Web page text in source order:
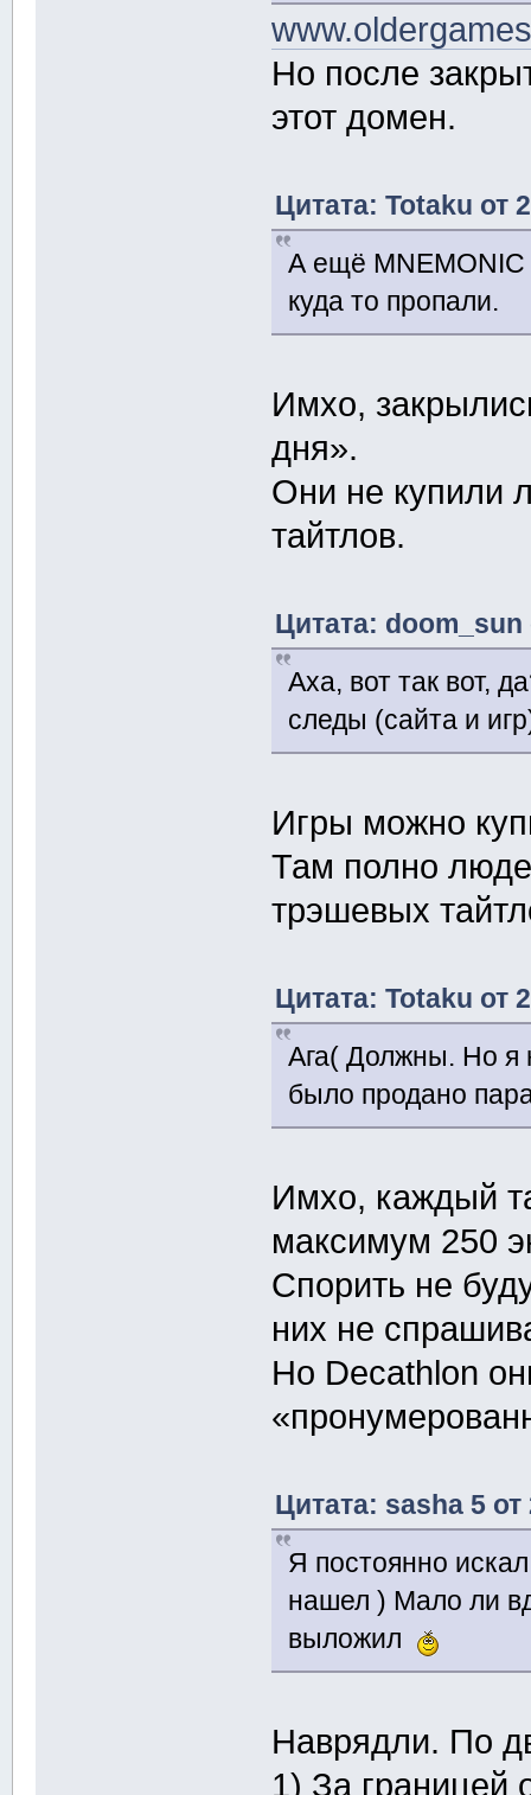
Но после
этот домен.
Цитата: Totaku от
А ещё MNEMONIC
куда то пропали.
Имхо,
дня».
Они не купили
тайтлов.
Цитата:
Аха, вот так вот,
следы (сайта и
Игры можно
Там полно
трэшевых
Цитата: Totaku от
Ага( Должны. Но я
было продано
Имхо, каждый
максимум 250
Спорить не
них не
Но Decathlon
Цитата: sasha 5
Я постоянно
нашел ) Мало ли
выложил
Наврядли. По
1) За границей